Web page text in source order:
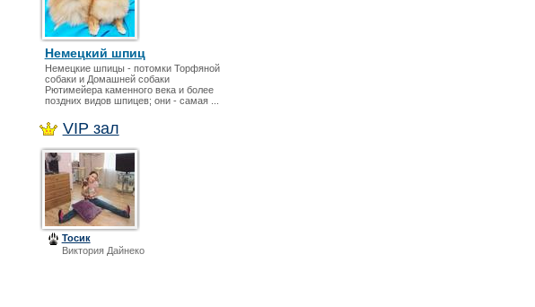
Немецкий шпиц
Немецкие шпицы - потомки Торфяной
собаки и Домашней собаки
Рютимейера каменного века и более
поздних видов шпицев; они - самая ...
VIP зал
Тосик
Виктория Дайнеко